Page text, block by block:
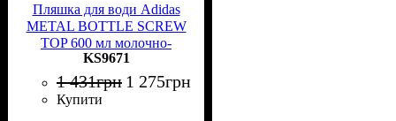
Пляшка для води Adidas
METAL BOTTLE SCREW
TOP 600 мл молочно-
рожева KS9671
KS9671
1 431грн 1 275грн
Купити